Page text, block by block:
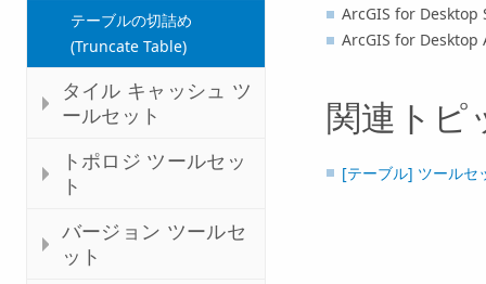
テーブルの切詰め
(Truncate Table)
タイル キャッシュ ツ
ールセット
トポロジ ツールセッ
ト
バージョン ツールセ
ット
ArcGIS for Desktop
ArcGIS for Desktop
関連トピ
[テーブル] ツールセ